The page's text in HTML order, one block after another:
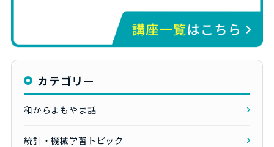
カテゴリー
和からよもやま話
統計・機械学習トピック